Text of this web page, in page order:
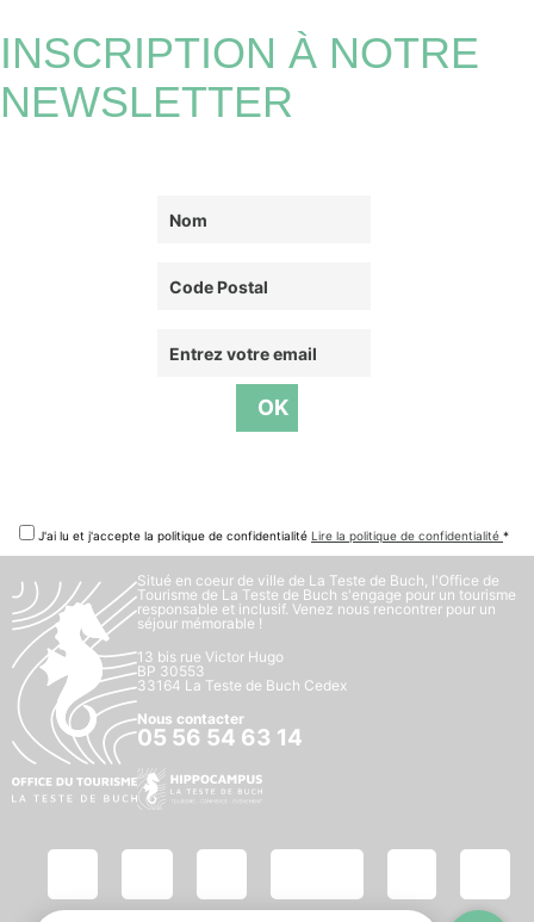
INSCRIPTION À NOTRE
NEWSLETTER
J'ai lu et j'accepte la politique de confidentialité Lire la politique de confidentialité *
Situé en coeur de ville de La Teste de Buch, l'Office de
Tourisme de La Teste de Buch s'engage pour un tourisme
responsable et inclusif. Venez nous rencontrer pour un
séjour mémorable !
13 bis rue Victor Hugo
BP 30553
33164 La Teste de Buch Cedex
Nous contacter
05 56 54 63 14